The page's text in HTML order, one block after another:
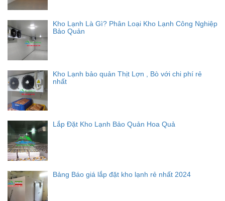
Kho Lạnh Là Gì? Phân Loại Kho Lạnh Công Nghiệp
Bảo Quản
Kho Lạnh bảo quản Thịt Lợn , Bò với chi phí rẻ
nhất
Lắp Đặt Kho Lạnh Bảo Quản Hoa Quả
Bảng Báo giá lắp đặt kho lạnh rẻ nhất 2024